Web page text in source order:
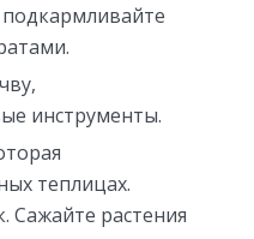
инструменты.
теплицах.
Сажайте растения